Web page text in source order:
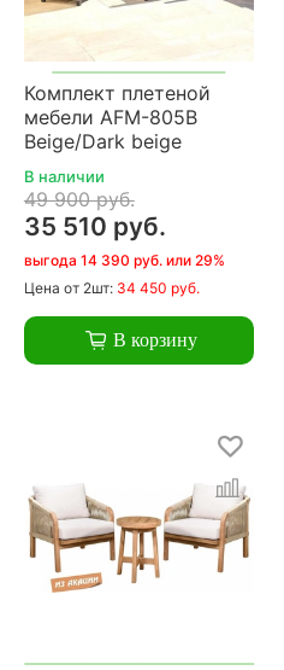
Комплект плетеной
мебели AFM-805B
Beige/Dark beige
В наличии
49 900 руб.
35 510 руб.
выгода 14 390 руб. или 29%
Цена от 2шт: 34 450 руб.
В корзину